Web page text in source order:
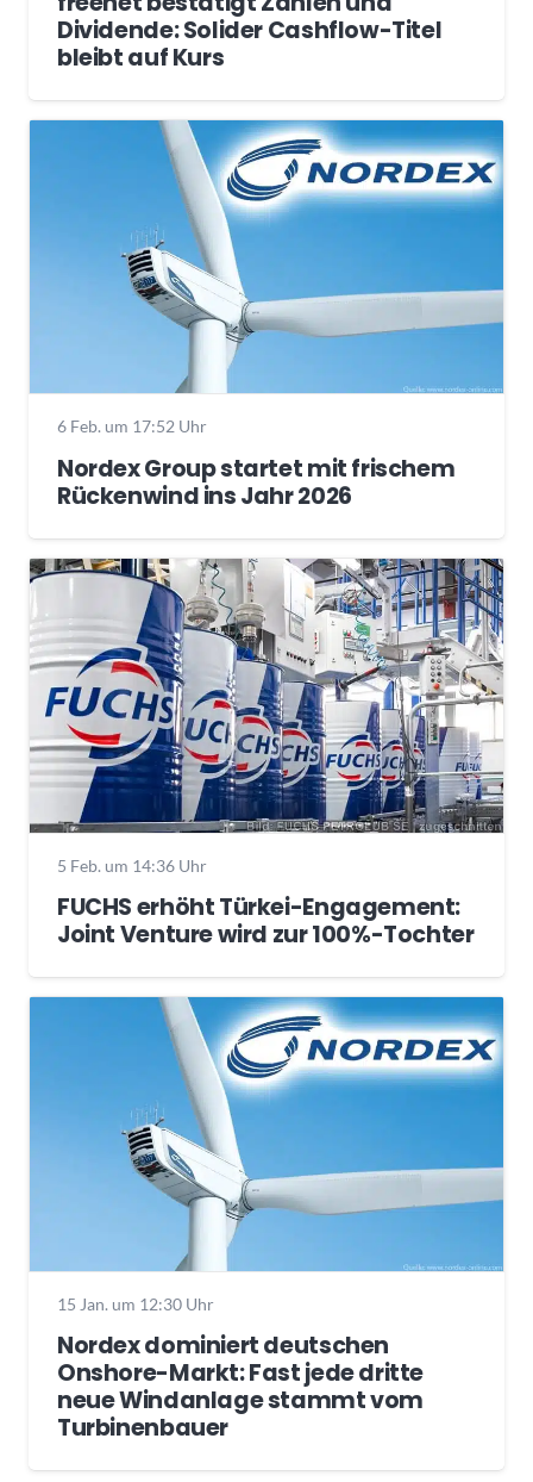
Dividende: Solider Cashflow-Titel
bleibt auf Kurs
6 Feb. um 17:52 Uhr
Nordex Group startet mit frischem
Rückenwind ins Jahr 2026
5 Feb. um 14:36 Uhr
FUCHS erhöht Türkei-Engagement:
Joint Venture wird zur 100%-Tochter
15 Jan. um 12:30 Uhr
Nordex dominiert deutschen
Onshore-Markt: Fast jede dritte
neue Windanlage stammt vom
Turbinenbauer